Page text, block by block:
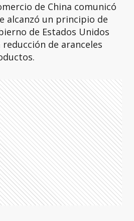
de China comunicó
alcanzó un principio de
de Estados Unidos
de aranceles